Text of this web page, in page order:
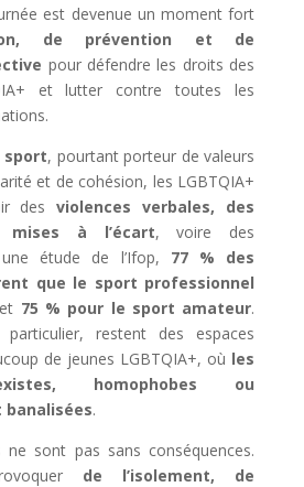
est devenue un moment fort
de prévention et de
pour défendre les droits des
et lutter contre toutes les
sport, pourtant porteur de valeurs
et de cohésion, les LGBTQIA+
desviolences verbales, des
mises à l’écart, voire des
étude de l’Ifop, 77 % des
que le sport professionnel
75 % pour le sport amateur.
restent des espaces
de jeunes LGBTQIA+, où les
homophobes ou
.
ne sont pas sans conséquences.
de l’isolement, de